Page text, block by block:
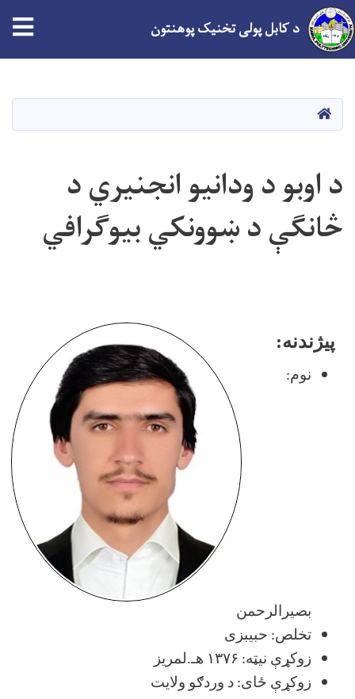
د کابل پولی تخنیک پوهنتون
کور
د اوبو د ودانيو انجنيري د
څانګې د ښوونکي بیوګرافي
پیژندنه:
نوم:
بصیرالرحمن
تخلص: حبیبزی
زوکړې نیټه: ۱۳۷۶ هـ.لمریز
زوکړې ځای: د وردګو ولايت